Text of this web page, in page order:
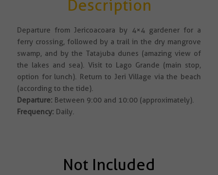
Description
Departure from Jericoacoara by 4×4 gardener for a
ferry crossing, followed by a trail in the dry mangrove
swamp, and by the Tatajuba dunes (amazing view of
the lakes and sea). Visit to Lago Grande (main stop,
option for lunch). Return to Jeri Village via the beach
(according to the tide).
Departure: Between 9:00 and 10:00 (approximately).
Frequency: Daily.
Not Included